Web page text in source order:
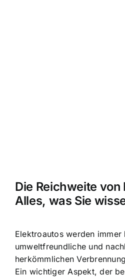
Die Reichweite von
Alles, was Sie
Elektroautos werden
umweltfreundliche und
herkömmlichen
Ein wichtiger Aspekt, der